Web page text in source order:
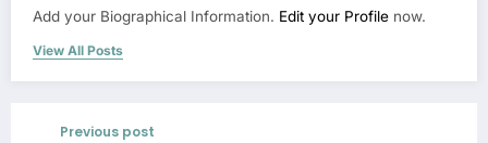
Add your Biographical Information. Edit your Profile now.
View All Posts
Previous post